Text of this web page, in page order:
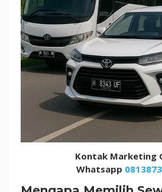
Kontak Marketing
Whatsapp